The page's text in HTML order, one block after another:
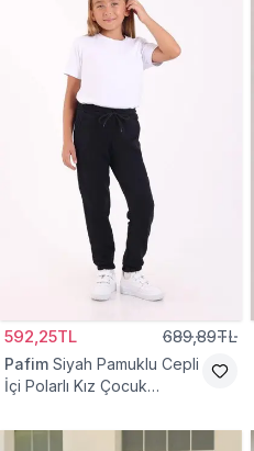
592,25TL 689,89TL
Pafim Siyah Pamuklu Cepli
İçi Polarlı Kız Çocuk